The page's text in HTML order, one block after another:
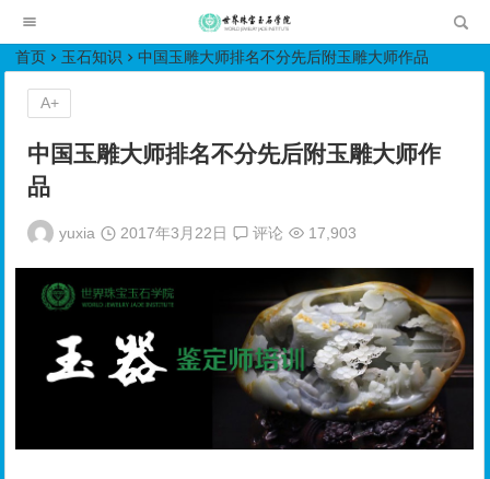
首页 玉石知识 中国玉雕大师排名不分先后附玉雕大师作品
中国玉雕大师排名不分先后附玉雕大师作
品
yuxia 2017年3月22日 评论 17,903
A+